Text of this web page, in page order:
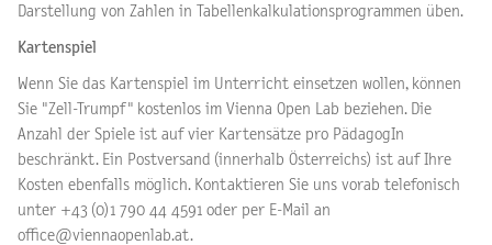
Darstellung von Zahlen in Tabellenkalkulationsprogrammen üben.
Kartenspiel
Wenn Sie das Kartenspiel im Unterricht einsetzen wollen, können
Sie "Zell-Trumpf" kostenlos im Vienna Open Lab beziehen. Die
Anzahl der Spiele ist auf vier Kartensätze pro PädagogIn
beschränkt. Ein Postversand (innerhalb Österreichs) ist auf Ihre
Kosten ebenfalls möglich. Kontaktieren Sie uns vorab telefonisch
unter +43 (0)1 790 44 4591 oder per E-Mail an
office@viennaopenlab.at.